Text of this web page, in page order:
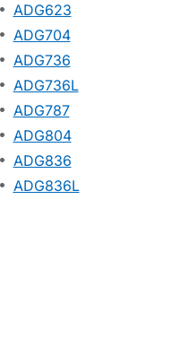
ADG623
ADG704
ADG736
ADG736L
ADG787
ADG804
ADG836
ADG836L